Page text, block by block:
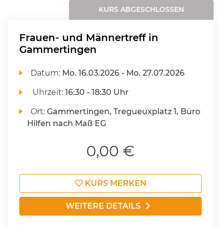
KURS ABGESCHLOSSEN
Frauen- und Männertreff in
Gammertingen
Datum: Mo. 16.03.2026 - Mo. 27.07.2026
Uhrzeit:16:30 - 18:30 Uhr
Ort:Gammertingen, Tregueuxplatz 1, Büro
Hilfen nach Maß EG
0,00 €
KURS MERKEN
WEITERE DETAILS